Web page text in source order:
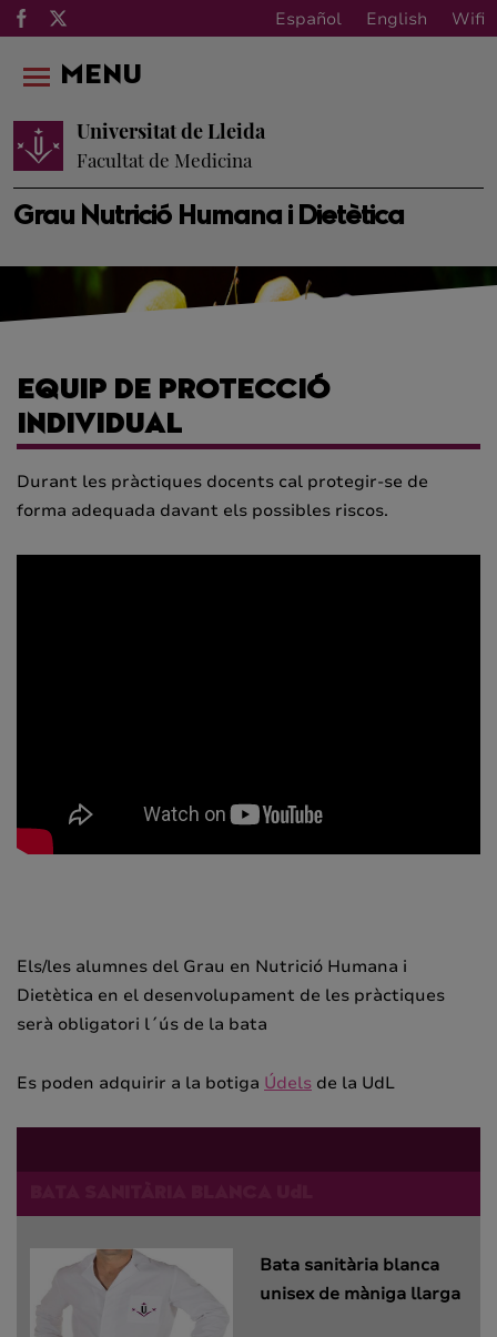
Español English Wifi
Grau Nutrició Humana i Dietètica
Universitat de Lleida
Facultat de Medicina
MENU
EQUIP DE PROTECCIÓ
INDIVIDUAL
Durant les pràctiques docents cal protegir-se de
forma adequada davant els possibles riscos.
Els/les alumnes del Grau en Nutrició Humana i
Dietètica en el desenvolupament de les pràctiques
serà obligatori l´ús de la bata
Es poden adquirir a la botiga Údels de la UdL
Bata sanitària blanca
unisex de màniga llarga